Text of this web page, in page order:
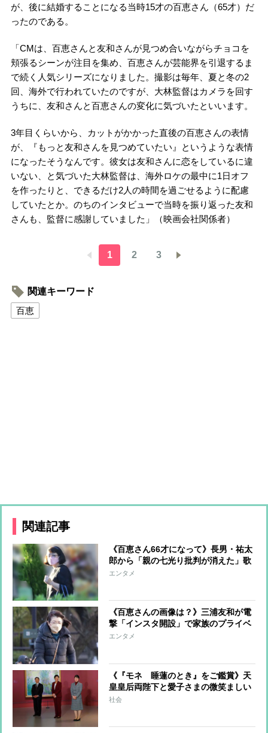
が、後に結婚することになる当時15才の百恵さん（65才）だ
ったのである。
「CMは、百恵さんと友和さんが見つめ合いながらチョコを
頬張るシーンが注目を集め、百恵さんが芸能界を引退するま
で続く人気シリーズになりました。撮影は毎年、夏と冬の2
回、海外で行われていたのですが、大林監督はカメラを回す
うちに、友和さんと百恵さんの変化に気づいたといいます。
3年目くらいから、カットがかかった直後の百恵さんの表情
が、『もっと友和さんを見つめていたい』というような表情
になったそうなんです。彼女は友和さんに恋をしているに違
いない、と気づいた大林監督は、海外ロケの最中に1日オフ
を作ったりと、できるだけ2人の時間を過ごせるように配慮
していたとか。のちのインタビューで当時を振り返った友和
さんも、監督に感謝していました」（映画会社関係者）
1 2 3
関連キーワード
百恵
関連記事
《百恵さん66才になって》長男・祐太
郎から「親の七光り批判が消えた」歌
声とキャラで勝ち取った「埼玉のラジ
エンタメ
《百恵さんの画像は？》三浦友和が電
撃「インスタ開設」で家族のプライベ
ート写真公開にも期待高まる
エンタメ
《『モネ 睡蓮のとき』をご鑑賞》天
皇皇后両陛下と愛子さまの微笑ましい
やり取り ご一家の仲のよさがうかが
社会